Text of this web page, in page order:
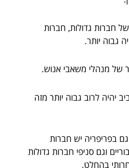
חברות גדולות, חברות
גבוה יותר.
של מנהלי משאבי אנוש.
יהיה לרוב גבוה יותר מזה
בפריפריה יש חברות
וגם סניפי חברות גדולות
בהחלט.